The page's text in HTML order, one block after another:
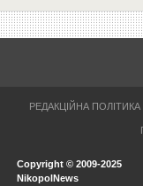
РЕДАКЦІЙНА ПОЛІТИКА
Copyright © 2009-2025
NikopolNews